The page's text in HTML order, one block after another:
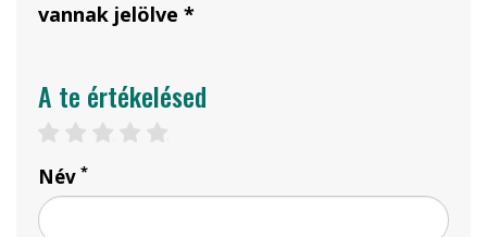
vannak jelölve *
A te értékelésed
4 csillag
3 csillag
2 csillag
1 csillag
Név *